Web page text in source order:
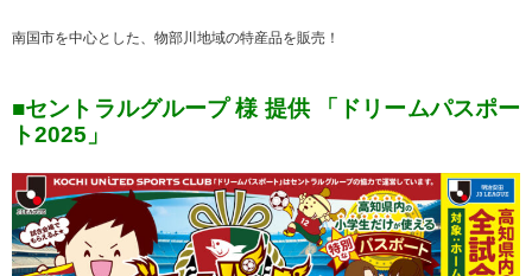
南国市を中心とした、物部川地域の特産品を販売！
■セントラルグループ 様 提供 「ドリームパスポー
ト2025」